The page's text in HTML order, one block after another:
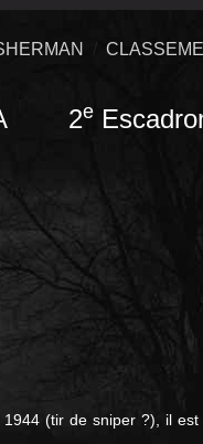
2e
(tir de sniper ?), il